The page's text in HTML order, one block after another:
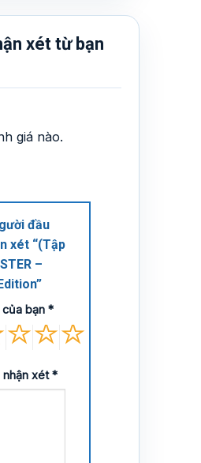
xét từ bạn
giá nào.
đầu
xét “(Tập
–
bạn *
nhận xét*